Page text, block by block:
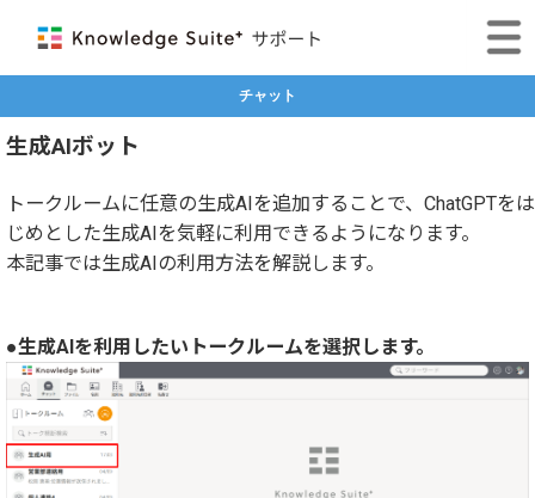
チャット
生成AIボット
トークルームに任意の生成AIを追加することで、ChatGPTをは
じめとした生成AIを気軽に利用できるようになります。
本記事では生成AIの利用方法を解説します。
●生成AIを利用したいトークルームを選択します。